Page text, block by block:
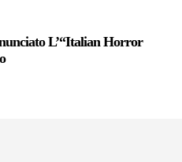
L’“Italian Horror